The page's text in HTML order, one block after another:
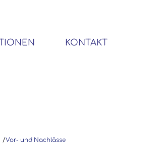
KONTAKT
/Vor- und Nachlässe